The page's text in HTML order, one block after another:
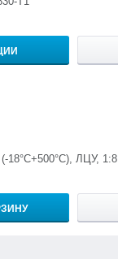
18°С+500°С), ЛЦУ, 1:8